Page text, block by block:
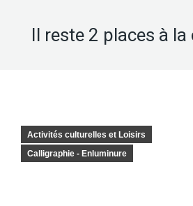
Il reste 2 places à
Activités culturelles et Loisirs
Calligraphie - Enluminure